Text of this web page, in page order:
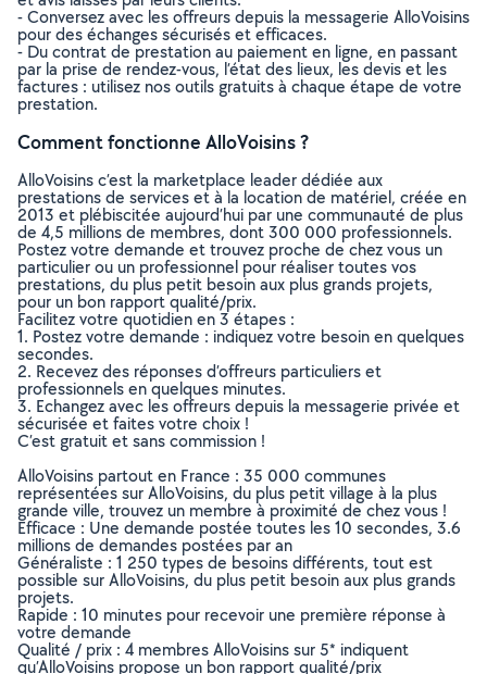
- Conversez avec les offreurs depuis la messagerie AlloVoisins
pour des échanges sécurisés et efficaces.
- Du contrat de prestation au paiement en ligne, en passant
par la prise de rendez-vous, l’état des lieux, les devis et les
factures : utilisez nos outils gratuits à chaque étape de votre
prestation.
Comment fonctionne AlloVoisins ?
AlloVoisins c’est la marketplace leader dédiée aux
prestations de services et à la location de matériel, créée en
2013 et plébiscitée aujourd’hui par une communauté de plus
de 4,5 millions de membres, dont 300 000 professionnels.
Postez votre demande et trouvez proche de chez vous un
particulier ou un professionnel pour réaliser toutes vos
prestations, du plus petit besoin aux plus grands projets,
pour un bon rapport qualité/prix.
Facilitez votre quotidien en 3 étapes :
1. Postez votre demande : indiquez votre besoin en quelques
secondes.
2. Recevez des réponses d’offreurs particuliers et
professionnels en quelques minutes.
3. Echangez avec les offreurs depuis la messagerie privée et
sécurisée et faites votre choix !
C’est gratuit et sans commission !
AlloVoisins partout en France : 35 000 communes
représentées sur AlloVoisins, du plus petit village à la plus
grande ville, trouvez un membre à proximité de chez vous !
Efficace : Une demande postée toutes les 10 secondes, 3.6
millions de demandes postées par an
Généraliste : 1 250 types de besoins différents, tout est
possible sur AlloVoisins, du plus petit besoin aux plus grands
projets.
Rapide : 10 minutes pour recevoir une première réponse à
votre demande
Qualité / prix : 4 membres AlloVoisins sur 5* indiquent
qu’AlloVoisins propose un bon rapport qualité/prix